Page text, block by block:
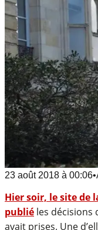
23 août 2018 à 00:06•
Hier soir, le site de
publié les décisions
avait prises. Une